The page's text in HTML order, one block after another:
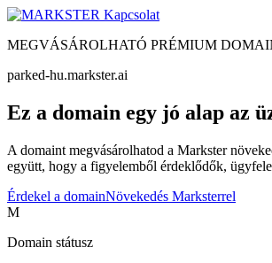
Kapcsolat
MEGVÁSÁROLHATÓ PRÉMIUM
parked-hu.markster.ai
Ez a domain egy jó alap az
A domaint megvásárolhatod a Markster
együtt, hogy a figyelemből érdeklődők,
Érdekel a domainNövekedés Marksterrel
M
Domain státusz